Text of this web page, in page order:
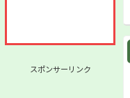
スポンサーリンク